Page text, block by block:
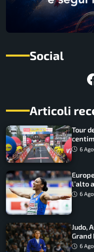
Social
Articoli
Tour
tappa
6
l’alto
6
Judo,
Grand
6